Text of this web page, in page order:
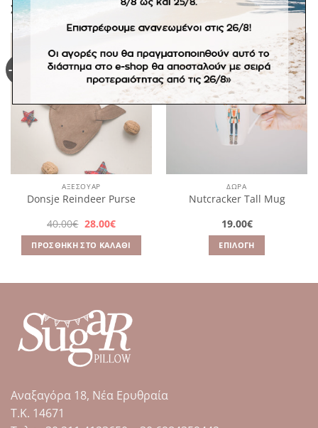
ΣΧΕΤΙΚΆ ΠΡΟΪΌΝΤΑ
-30%
Πρόσθήκη
στην
λίστα
επιθυμιών
ΑΞΕΣΟΥΆΡ
Donsje Reindeer Purse
40.00€ Original
price
was:
40.00€.
28.00€Η
τρέχουσα
τιμή
είναι:
28.00€.
ΠΡΟΣΘΉΚΗ ΣΤΟ ΚΑΛΆΘΙ
Πρόσθήκη
στην
λίστα
επιθυμιών
ΔΩΡΑ
Nutcracker Tall Mug
19.00€
ΕΠΙΛΟΓΉ
Αναξαγόρα 18, Νέα Ερυθραία
Τ.Κ. 14671